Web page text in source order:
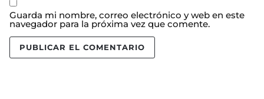
Guarda mi nombre, correo electrónico y web en este
navegador para la próxima vez que comente.